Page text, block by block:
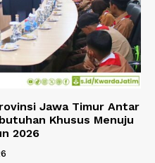
Jawa Timur Antar
Khusus Menuju
2026